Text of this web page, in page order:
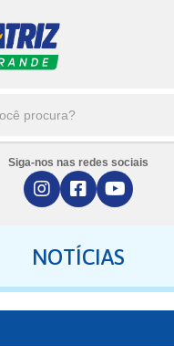
Siga-nos nas redes sociais
NOTÍCIAS